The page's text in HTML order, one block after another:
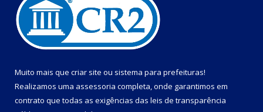
Muito mais que criar site ou sistema para prefeituras!
Realizamos uma assessoria completa, onde garantimos em
contrato que todas as exigências das leis de transparência